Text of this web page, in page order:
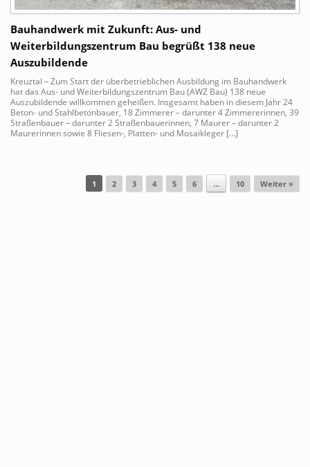
Bauhandwerk mit Zukunft: Aus- und
Weiterbildungszentrum Bau begrüßt 138 neue
Auszubildende
Kreuztal – Zum Start der überbetrieblichen Ausbildung im Bauhandwerk
hat das Aus- und Weiterbildungszentrum Bau (AWZ Bau) 138 neue
Auszubildende willkommen geheißen. Insgesamt haben in diesem Jahr 24
Beton- und Stahlbetonbauer, 18 Zimmerer – darunter 4 Zimmererinnen, 39
Straßenbauer – darunter 2 Straßenbauerinnen, 7 Maurer – darunter 2
Maurerinnen sowie 8 Fliesen-, Platten- und Mosaikleger […]
Beitragsnavigation
1 2 3 4 5 6 … 10 Weiter »